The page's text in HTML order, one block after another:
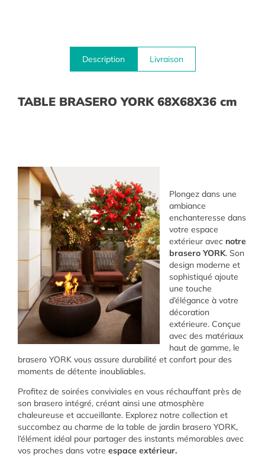
Description Livraison
TABLE BRASERO YORK 68X68X36 cm
Plongez dans une
ambiance
enchanteresse dans
votre espace
extérieur avec notre
brasero YORK. Son
design moderne et
sophistiqué ajoute
une touche
d’élégance à votre
décoration
extérieure. Conçue
avec des matériaux
haut de gamme, le
brasero YORK vous assure durabilité et confort pour des
moments de détente inoubliables.
Profitez de soirées conviviales en vous réchauffant près de
son brasero intégré, créant ainsi une atmosphère
chaleureuse et accueillante. Explorez notre collection et
succombez au charme de la table de jardin brasero YORK,
l’élément idéal pour partager des instants mémorables avec
vos proches dans votre espace extérieur.